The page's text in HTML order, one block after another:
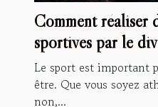
Comment réaliser
sportives par le
Le sport est important
être. Que vous soyez
non,...